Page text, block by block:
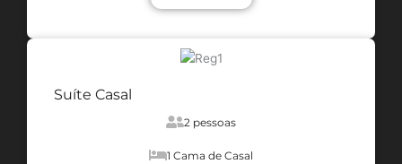
Suíte Casal
2 pessoas
1 Cama de Casal